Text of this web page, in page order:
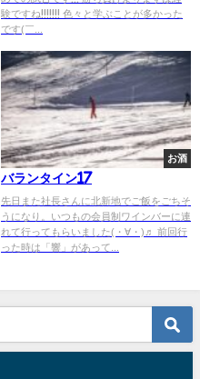
験ですね!!!!!!! 色々と学ぶことが多かった
です(￣...
お酒
バランタイン17
先日また社長さんに北新地でご飯をごちそ
うになり。いつもの会員制ワインバーに連
れて行ってもらいました(・∀・)♬ 前回行
った時は「響」があって...